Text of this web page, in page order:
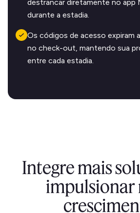
destrancar diretamente no app
durante a estadia.
Os códigos de acesso expiram
no check-out, mantendo sua
entre cada estadia.
Integre mais
impulsionar